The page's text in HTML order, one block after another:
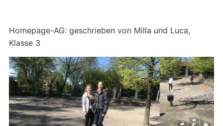
Homepage-AG: geschrieben von Milla und Luca,
Klasse 3